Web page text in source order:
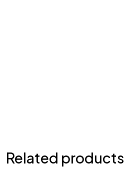
Related products